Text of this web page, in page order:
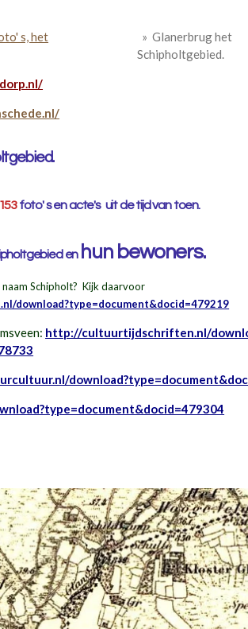
s, het
» Glanerbrug het
Schipholtgebied.
.
153foto' s en acte's uit de tijd van toen.
en hun bewoners.
Schipholt? Kijk daarvoor
download?type=document&docid=479219
http://cultuurtijdschriften.nl/